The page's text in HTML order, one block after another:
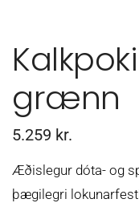
grænn
5.259 kr.
Æðislegur dóta- og
þægilegri